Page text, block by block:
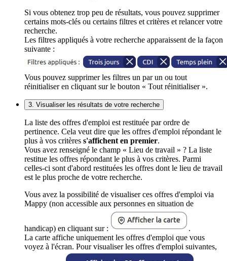
Si vous obtenez trop peu de résultats, vous pouvez supprimer
certains mots-clés ou certains filtres et critères et relancer votre
recherche.
Les filtres appliqués à votre recherche apparaissent de la façon
suivante :
Vous pouvez supprimer les filtres un par un ou tout
réinitialiser en cliquant sur le bouton « Tout réinitialiser ».
3. Visualiser les résultats de votre recherche
La liste des offres d'emploi est restituée par ordre de
pertinence. Cela veut dire que les offres d'emploi répondant le
plus à vos critères s'affichent en premier.
Vous avez renseigné le champ « Lieu de travail » ? La liste
restitue les offres répondant le plus à vos critères. Parmi
celles-ci sont d'abord restituées les offres dont le lieu de travail
est le plus proche de votre recherche.
Vous avez la possibilité de visualiser ces offres d'emploi via
Mappy (non accessible aux personnes en situation de
handicap) en cliquant sur :
.
La carte affiche uniquement les offres d'emploi que vous
voyez à l'écran. Pour visualiser les offres d'emploi suivantes,